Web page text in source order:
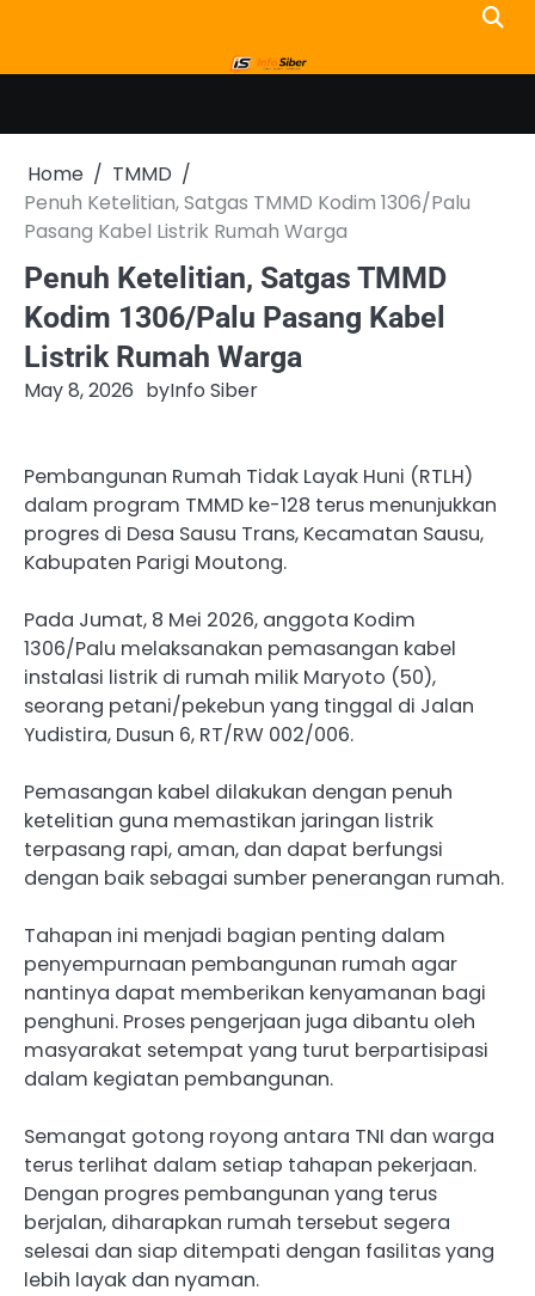
content
Home
TMMD
Penuh Ketelitian, Satgas TMMD Kodim 1306/Palu
Pasang Kabel Listrik Rumah Warga
Penuh Ketelitian, Satgas TMMD
Kodim 1306/Palu Pasang Kabel
Listrik Rumah Warga
May 8, 2026 byInfo Siber
Pembangunan Rumah Tidak Layak Huni (RTLH)
dalam program TMMD ke-128 terus menunjukkan
progres di Desa Sausu Trans, Kecamatan Sausu,
Kabupaten Parigi Moutong.
Pada Jumat, 8 Mei 2026, anggota Kodim
1306/Palu melaksanakan pemasangan kabel
instalasi listrik di rumah milik Maryoto (50),
seorang petani/pekebun yang tinggal di Jalan
Yudistira, Dusun 6, RT/RW 002/006.
Pemasangan kabel dilakukan dengan penuh
ketelitian guna memastikan jaringan listrik
terpasang rapi, aman, dan dapat berfungsi
dengan baik sebagai sumber penerangan rumah.
Tahapan ini menjadi bagian penting dalam
penyempurnaan pembangunan rumah agar
nantinya dapat memberikan kenyamanan bagi
penghuni. Proses pengerjaan juga dibantu oleh
masyarakat setempat yang turut berpartisipasi
dalam kegiatan pembangunan.
Semangat gotong royong antara TNI dan warga
terus terlihat dalam setiap tahapan pekerjaan.
Dengan progres pembangunan yang terus
berjalan, diharapkan rumah tersebut segera
selesai dan siap ditempati dengan fasilitas yang
lebih layak dan nyaman.